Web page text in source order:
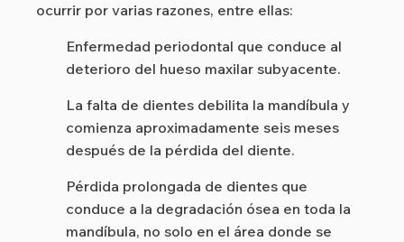
ocurrir por varias razones, entre ellas:
Enfermedad periodontal que conduce al
deterioro del hueso maxilar subyacente.
La falta de dientes debilita la mandíbula y
comienza aproximadamente seis meses
después de la pérdida del diente.
Pérdida prolongada de dientes que
conduce a la degradación ósea en toda la
mandíbula, no solo en el área donde se